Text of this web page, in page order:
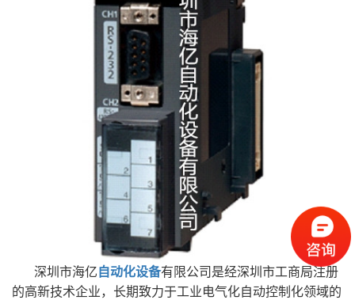
深圳市海亿 自动化设备有限公司是经深圳市工商局注册
的高新技术企业，长期致力于工业电气化自动控制化领域的